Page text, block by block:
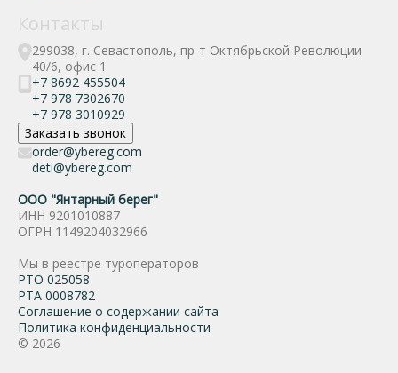
Контакты
299038, г. Севастополь, пр-т Октябрьской Революции
40/6, офис 1
+7 8692 455504
+7 978 7302670
+7 978 3010929
Заказать звонок
order@ybereg.com
deti@ybereg.com
ООО "Янтарный берег"
ИНН 9201010887
ОГРН 1149204032966
Мы в реестре туроператоров
РТО 025058
РТА 0008782
Соглашение о содержании сайта
Политика конфиденциальности
© 2026